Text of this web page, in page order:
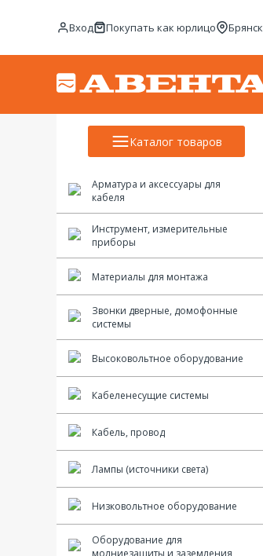
Вход Покупать как юрлицо Брянск
Каталог товаров
Арматура и аксессуары для
кабеля
Инструмент, измерительные
приборы
Материалы для монтажа
Звонки дверные, домофонные
системы
Высоковольтное оборудование
Кабеленесущие системы
Кабель, провод
Лампы (источники света)
Низковольтное оборудование
Оборудование для
молниезащиты и заземления